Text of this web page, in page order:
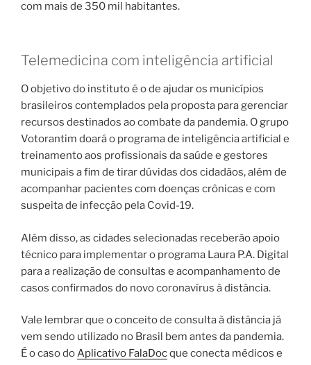
com mais de 350 mil habitantes.
Telemedicina com inteligência artificial
O objetivo do instituto é o de ajudar os municípios
brasileiros contemplados pela proposta para gerenciar
recursos destinados ao combate da pandemia. O grupo
Votorantim doará o programa de inteligência artificial e
treinamento aos profissionais da saúde e gestores
municipais a fim de tirar dúvidas dos cidadãos, além de
acompanhar pacientes com doenças crônicas e com
suspeita de infecção pela Covid-19.
Além disso, as cidades selecionadas receberão apoio
técnico para implementar o programa Laura P.A. Digital
para a realização de consultas e acompanhamento de
casos confirmados do novo coronavírus à distância.
Vale lembrar que o conceito de consulta à distância já
vem sendo utilizado no Brasil bem antes da pandemia.
É o caso doAplicativo FalaDocque conecta médicos e